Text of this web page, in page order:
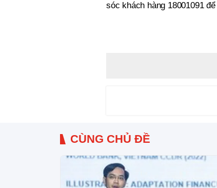
sóc khách hàng 18001091
CÙNG CHỦ ĐỀ